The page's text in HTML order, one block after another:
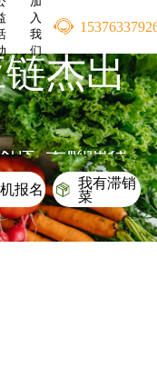
入
我
们 杰出
送 采购便捷
报名
我有滞销
菜